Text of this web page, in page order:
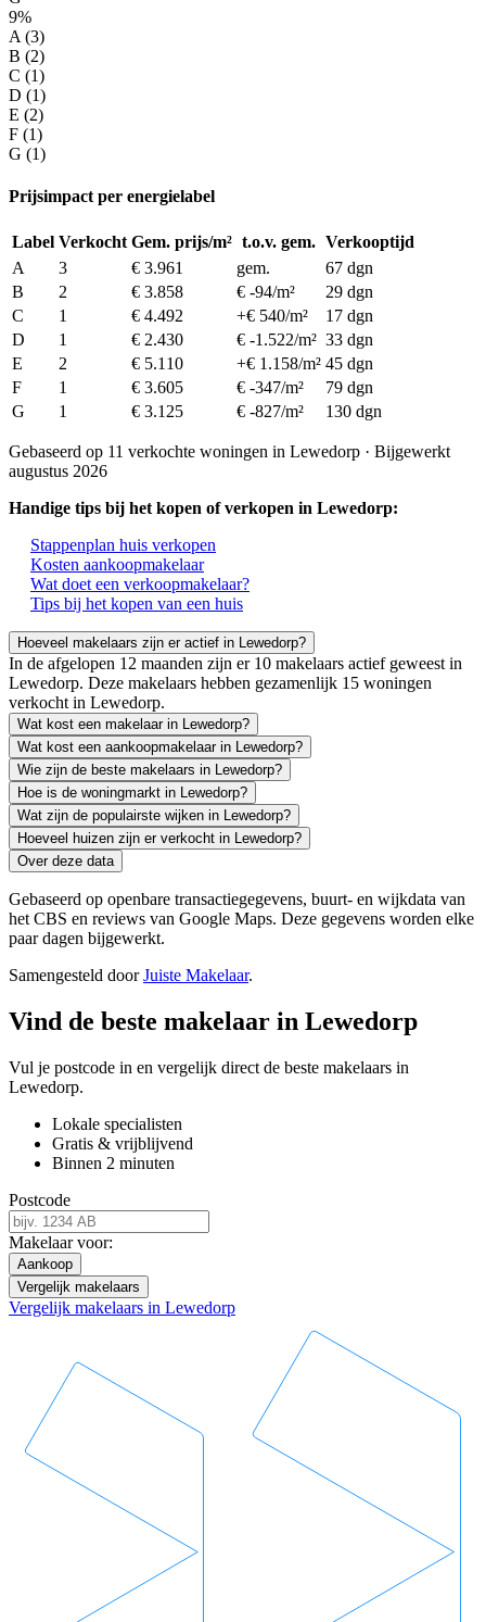
9%
A (3)
B (2)
C (1)
D (1)
E (2)
F (1)
G (1)
Prijsimpact per energielabel
Label Verkocht Gem. prijs/m² t.o.v. gem. Verkooptijd
A
3 € 3.961 gem.
67 dgn
B
2 € 3.858 € -94/m²
29 dgn
C
1 € 4.492 +€ 540/m²
17 dgn
D
1 € 2.430 € -1.522/m² 33 dgn
E
2 € 5.110 +€ 1.158/m² 45 dgn
F
1 € 3.605 € -347/m²
79 dgn
G
1 € 3.125 € -827/m² 130 dgn
Gebaseerd op 11 verkochte woningen in Lewedorp · Bijgewerkt
augustus 2026
Handige tips bij het kopen of verkopen in Lewedorp:
Stappenplan huis verkopen
Kosten aankoopmakelaar
Wat doet een verkoopmakelaar?
Tips bij het kopen van een huis
Hoeveel makelaars zijn er actief in Lewedorp?
In de afgelopen 12 maanden zijn er 10 makelaars actief geweest in
Lewedorp. Deze makelaars hebben gezamenlijk 15 woningen
verkocht in Lewedorp.
Wat kost een makelaar in Lewedorp?
Wat kost een aankoopmakelaar in Lewedorp?
Wie zijn de beste makelaars in Lewedorp?
Hoe is de woningmarkt in Lewedorp?
Wat zijn de populairste wijken in Lewedorp?
Hoeveel huizen zijn er verkocht in Lewedorp?
Over deze data
Gebaseerd op openbare transactiegegevens, buurt- en wijkdata van
het CBS en reviews van Google Maps. Deze gegevens worden elke
paar dagen bijgewerkt.
Samengesteld doorJuiste Makelaar.
Vind de beste makelaar in Lewedorp
Vul je postcode in en vergelijk direct de beste makelaars in
Lewedorp.
Lokale specialisten
Gratis & vrijblijvend
Binnen 2 minuten
Postcode
Makelaar voor:
Aankoop
Vergelijk makelaars
Vergelijk makelaars in Lewedorp